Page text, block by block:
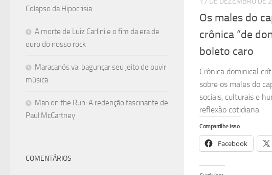
Os males do
crônica “de
boleto caro
Crônica dominical
sobre os males do
sociais, culturais e
reflexão cotidiana.
Compartilhe isso:
Facebook
Colapso da Hipocrisia
A morte de Luiz Carlini e o fim da era de
ouro do nosso rock
Maracanós vai bagunçar seu jeito de ouvir
música
Man on the Run: A redenção fascinante de
Paul McCartney
COMENTÁRIOS